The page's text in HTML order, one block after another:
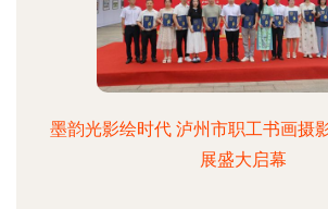
墨韵光影绘时代 泸州市职工书画摄
展盛大启幕